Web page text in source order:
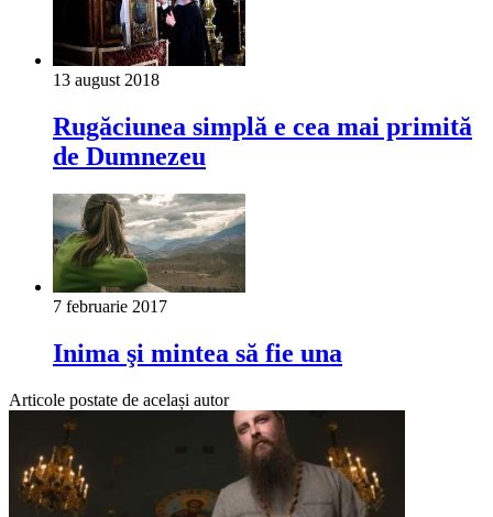
13 august 2018
Rugăciunea simplă e cea mai primită
de Dumnezeu
7 februarie 2017
Inima şi mintea să fie una
Articole postate de același autor